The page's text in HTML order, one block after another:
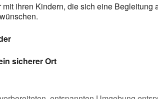
mit ihren Kindern, die sich eine Begleitung
sicherer Ort